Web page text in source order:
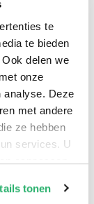
te
te bieden
delen we
onze
analyse. Deze
met andere
ze hebben
services. U
aanpassen
tonen
and the